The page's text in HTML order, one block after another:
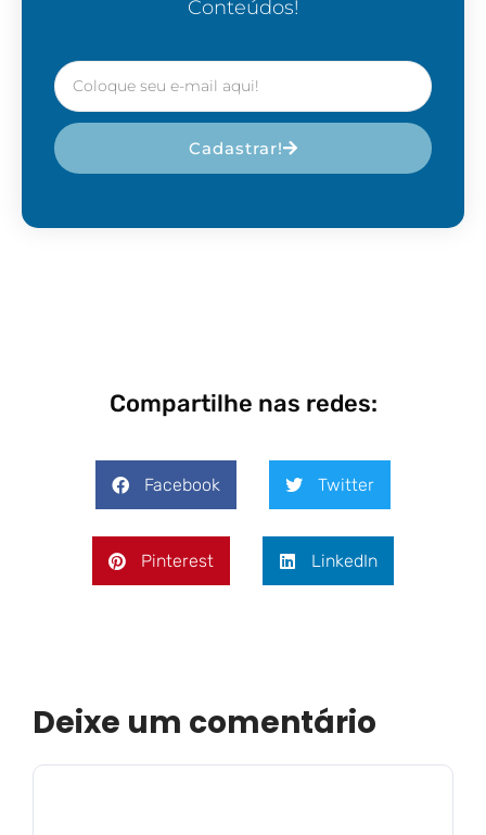
Conteúdos!
Cadastrar!
Compartilhe nas redes:
Facebook Twitter
Pinterest LinkedIn
Deixe um comentário